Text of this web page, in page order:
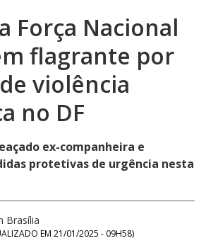
Força Nacional
flagrante por
violência
no DF
ex-companheira e
protetivas de urgência nesta
Brasília
EM 21/01/2025 - 09H58)